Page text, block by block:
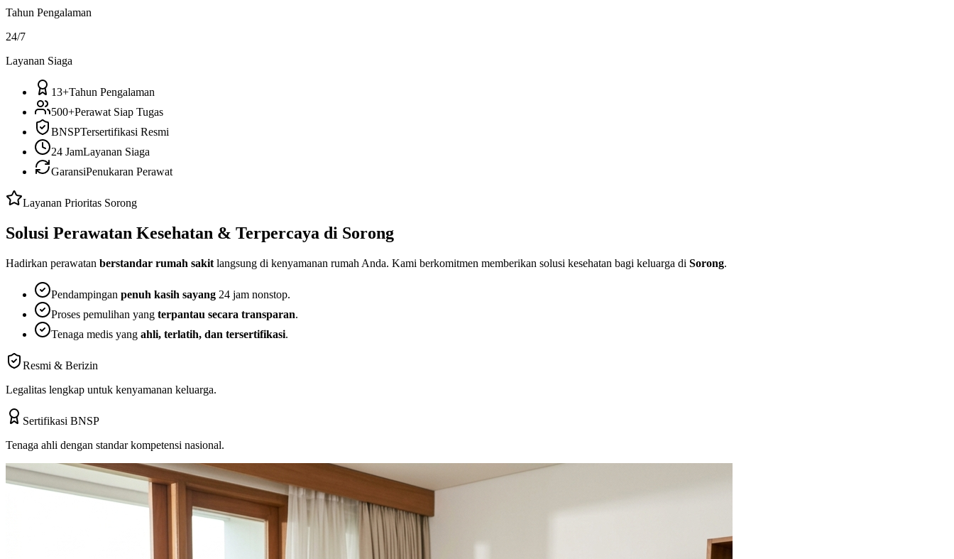
Tahun Pengalaman
24/7
Layanan Siaga
13+Tahun Pengalaman
500+Perawat Siap Tugas
BNSPTersertifikasi Resmi
24 JamLayanan Siaga
GaransiPenukaran Perawat
Layanan Prioritas Sorong
Solusi Perawatan Kesehatan & Terpercaya di Sorong
Hadirkan perawatan berstandar rumah sakit langsung di kenyamanan rumah Anda. Kami berkomitmen memberikan solusi kesehatan bagi keluarga di Sorong.
Pendampingan penuh kasih sayang 24 jam nonstop.
Proses pemulihan yang terpantau secara transparan.
Tenaga medis yang ahli, terlatih, dan tersertifikasi.
Resmi & Berizin
Legalitas lengkap untuk kenyamanan keluarga.
Sertifikasi BNSP
Tenaga ahli dengan standar kompetensi nasional.